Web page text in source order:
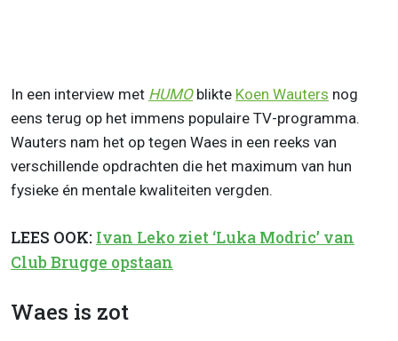
In een interview met HUMOblikte Koen Wauters nog
eens terug op het immens populaire TV-programma.
Wauters nam het op tegen Waes in een reeks van
verschillende opdrachten die het maximum van hun
fysieke én mentale kwaliteiten vergden.
LEES OOK: Ivan Leko ziet ‘Luka Modric’ van
Club Brugge opstaan
Waes is zot